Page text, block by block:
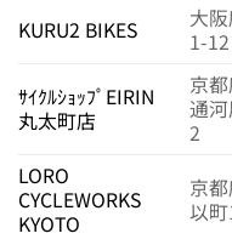
KURU2 BIKES
大
1-12
ｻｲｸﾙｼｮｯﾌﾟEIRIN
丸太町店
京
通
2
LORO
CYCLEWORKS
KYOTO
京
以